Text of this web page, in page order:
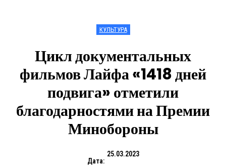
КУЛЬТУРА
Цикл документальных
фильмов Лайфа «1418 дней
подвига» отметили
благодарностями на Премии
Минобороны
Дата:
25.03.2023